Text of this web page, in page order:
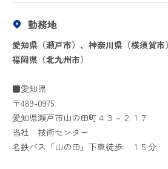
勤務地
愛知県（瀬戸市）、神奈川県（横須賀市
福岡県（北九州市）
■愛知県
〒489-0975
愛知県瀬戸市山の田町４３－２１７
当社 技術センター
名鉄バス「山の田」下車徒歩 １５分